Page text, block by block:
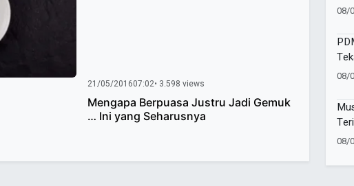
21/05/201607:02• 3.598 views
Mengapa Berpuasa Justru Jadi Gemuk
… Ini yang Seharusnya
08/
08/
08/